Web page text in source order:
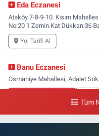
Eda Eczanesi
Ataköy 7-8-9-10. Kısım
No:20 1 Zemin Kat Dükkan:36
Yol Tarifi Al
Banu Eczanesi
Osmaniye Mahallesi, Adalet
Tüm